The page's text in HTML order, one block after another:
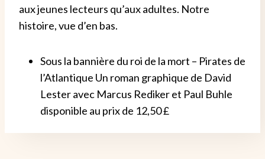
aux jeunes lecteurs qu’aux adultes. Notre
histoire, vue d’en bas.
Sous la bannière du roi de la mort – Pirates de
l’Atlantique Un roman graphique de David
Lester avec Marcus Rediker et Paul Buhle
disponible au prix de 12,50 £